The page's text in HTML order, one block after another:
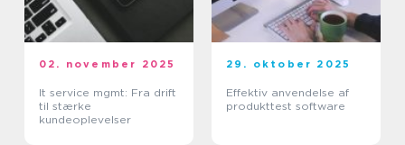
02. november 2025
It service mgmt: Fra drift
til stærke
kundeoplevelser
29. oktober 2025
Effektiv anvendelse af
produkttest software